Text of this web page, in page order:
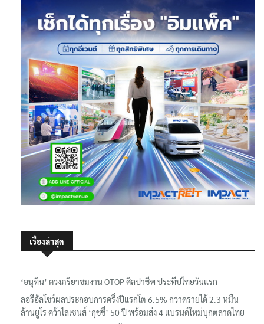
เรื่องล่าสุด
‘อนุทิน’ ควงภริยาชมงาน OTOP ศิลปาชีพ ประทีปไทยวันแรก
ลอรีอัลโชว์ผลประกอบการครึ่งปีแรกโต 6.5% กวาดรายได้ 2.3 หมื่น
ล้านยูโร คว้าไลเซนส์ ‘กุชชี่’ 50 ปี พร้อมส่ง 4 แบรนด์ใหม่บุกตลาดไทย